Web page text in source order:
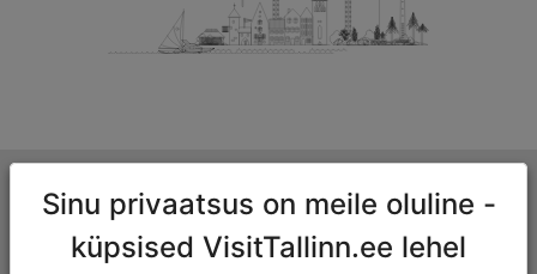
Tallinna turismiinfokeskus
Niguliste 2, 10146 Tallinn, Eesti
Sinu privaatsus on meile oluline -
küpsised VisitTallinn.ee lehel